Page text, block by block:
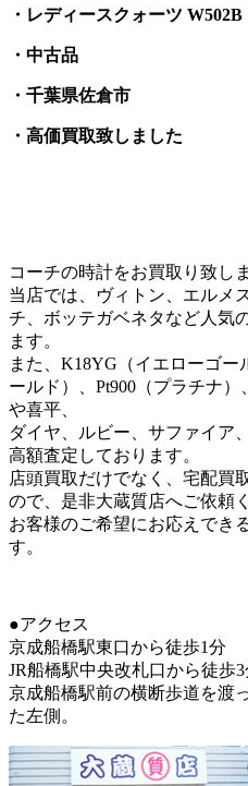
・レディースクォーツ W502B
・中古品
・千葉県佐倉市
・高価買取致しました
コーチの時計をお買取り致し
当店では、ヴィトン、エルメ
チ、ボッテガベネタなど人気
ます。
また、K18YG（イエローゴ
ールド）、Pt900（プラチナ
や喜平、
ダイヤ、ルビー、サファイア
高額査定しております。
店頭買取だけでなく、宅配買
ので、是非大蔵質店へご依頼
お客様のご希望にお応えでき
す。
●アクセス
京成船橋駅東口から徒歩1分
JR船橋駅中央改札口から徒歩3
京成船橋駅前の横断歩道を渡
た左側。